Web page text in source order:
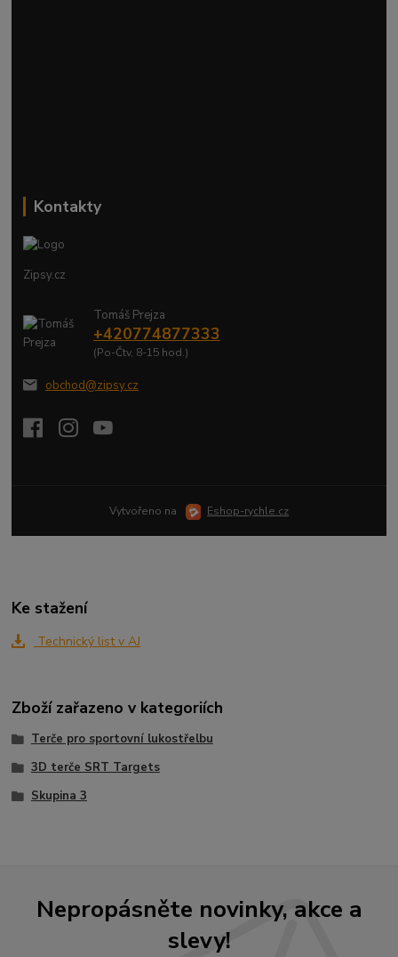
Kontakty
Zipsy.cz
Tomáš Prejza
+420774877333
(Po-Čtv, 8-15 hod.)
obchod@zipsy.cz
Vytvořeno na Eshop-rychle.cz
Ke stažení
Technický list v AJ
Zboží zařazeno v kategoriích
Terče pro sportovní lukostřelbu
3D terče SRT Targets
Skupina 3
Nepropásněte novinky, akce a
slevy!